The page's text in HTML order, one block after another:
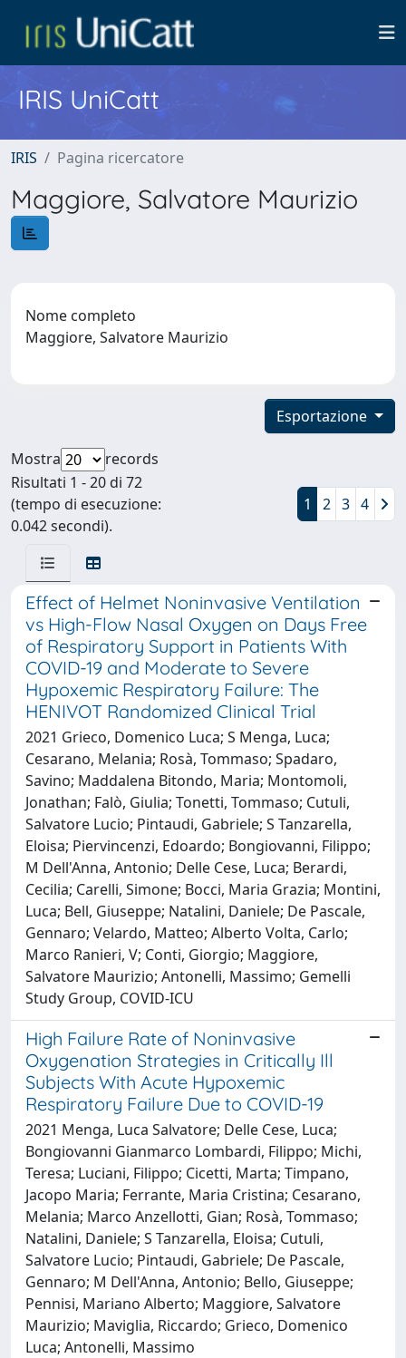
IRIS UniCatt
IRIS Pagina ricercatore
Maggiore, Salvatore Maurizio
Nome completo
Maggiore, Salvatore Maurizio
Esportazione
Mostra
records
Risultati 1 - 20 di 72
(tempo di esecuzione:
0.042 secondi).
1 2 3 4
Effect of Helmet Noninvasive Ventilation
vs High-Flow Nasal Oxygen on Days Free
of Respiratory Support in Patients With
COVID-19 and Moderate to Severe
Hypoxemic Respiratory Failure: The
HENIVOT Randomized Clinical Trial
2021 Grieco, Domenico Luca; S Menga, Luca;
Cesarano, Melania; Rosà, Tommaso; Spadaro,
Savino; Maddalena Bitondo, Maria; Montomoli,
Jonathan; Falò, Giulia; Tonetti, Tommaso; Cutuli,
Salvatore Lucio; Pintaudi, Gabriele; S Tanzarella,
Eloisa; Piervincenzi, Edoardo; Bongiovanni, Filippo;
M Dell'Anna, Antonio; Delle Cese, Luca; Berardi,
Cecilia; Carelli, Simone; Bocci, Maria Grazia; Montini,
Luca; Bell, Giuseppe; Natalini, Daniele; De Pascale,
Gennaro; Velardo, Matteo; Alberto Volta, Carlo;
Marco Ranieri, V; Conti, Giorgio; Maggiore,
Salvatore Maurizio; Antonelli, Massimo; Gemelli
Study Group, COVID-ICU
High Failure Rate of Noninvasive
Oxygenation Strategies in Critically Ill
Subjects With Acute Hypoxemic
Respiratory Failure Due to COVID-19
2021 Menga, Luca Salvatore; Delle Cese, Luca;
Bongiovanni Gianmarco Lombardi, Filippo; Michi,
Teresa; Luciani, Filippo; Cicetti, Marta; Timpano,
Jacopo Maria; Ferrante, Maria Cristina; Cesarano,
Melania; Marco Anzellotti, Gian; Rosà, Tommaso;
Natalini, Daniele; S Tanzarella, Eloisa; Cutuli,
Salvatore Lucio; Pintaudi, Gabriele; De Pascale,
Gennaro; M Dell'Anna, Antonio; Bello, Giuseppe;
Pennisi, Mariano Alberto; Maggiore, Salvatore
Maurizio; Maviglia, Riccardo; Grieco, Domenico
Luca; Antonelli, Massimo